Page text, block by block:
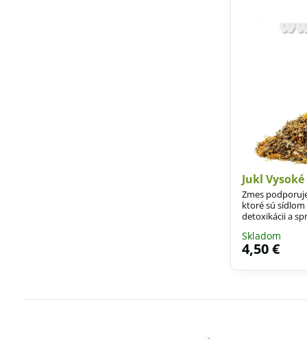
Jukl
Zmes
ktoré sú
detoxikácii a
Skladom
4,50 €